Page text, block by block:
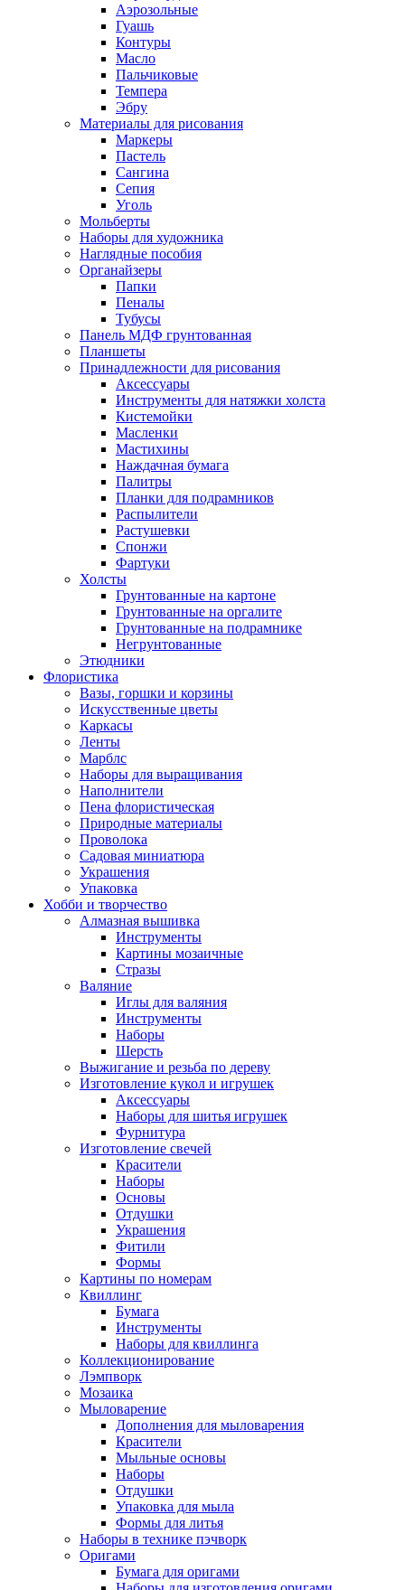
Аэрозольные
Гуашь
Контуры
Масло
Пальчиковые
Темпера
Эбру
Материалы для рисования
Маркеры
Пастель
Сангина
Сепия
Уголь
Мольберты
Наборы для художника
Наглядные пособия
Органайзеры
Папки
Пеналы
Тубусы
Панель МДФ грунтованная
Планшеты
Принадлежности для рисования
Аксессуары
Инструменты для натяжки холста
Кистемойки
Масленки
Мастихины
Наждачная бумага
Палитры
Планки для подрамников
Распылители
Растушевки
Спонжи
Фартуки
Холсты
Грунтованные на картоне
Грунтованные на оргалите
Грунтованные на подрамнике
Негрунтованные
Этюдники
Флористика
Вазы, горшки и корзины
Искусственные цветы
Каркасы
Ленты
Марблс
Наборы для выращивания
Наполнители
Пена флористическая
Природные материалы
Проволока
Садовая миниатюра
Украшения
Упаковка
Хобби и творчество
Алмазная вышивка
Инструменты
Картины мозаичные
Стразы
Валяние
Иглы для валяния
Инструменты
Наборы
Шерсть
Выжигание и резьба по дереву
Изготовление кукол и игрушек
Аксессуары
Наборы для шитья игрушек
Фурнитура
Изготовление свечей
Красители
Наборы
Основы
Отдушки
Украшения
Фитили
Формы
Картины по номерам
Квиллинг
Бумага
Инструменты
Наборы для квиллинга
Коллекционирование
Лэмпворк
Мозаика
Мыловарение
Дополнения для мыловарения
Красители
Мыльные основы
Наборы
Отдушки
Упаковка для мыла
Формы для литья
Наборы в технике пэчворк
Оригами
Бумага для оригами